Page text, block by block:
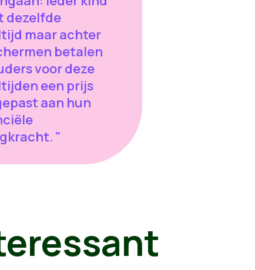
dezelfde
maar achter
betalen
voor deze
een prijs
aan hun
"